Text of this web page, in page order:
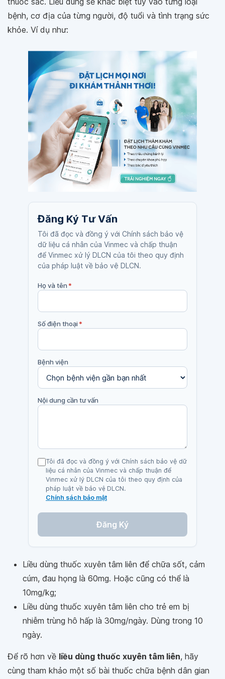
bệnh, cơ địa của từng người, độ tuổi và tình trạng sức
khỏe. Ví dụ như:
Đăng Ký Tư Vấn
Tôi đã đọc và đồng ý với Chính sách bảo vệ
dữ liệu cá nhân của Vinmec và chấp thuận
để Vinmec xử lý DLCN của tôi theo quy định
của pháp luật về bảo vệ DLCN.
Họ và tên*
Số điện thoại*
Bệnh viện
Nội dung cần tư vấn
Tôi đã đọc và đồng ý với Chính sách bảo vệ dữ
liệu cá nhân của Vinmec và chấp thuận để
Vinmec xử lý DLCN của tôi theo quy định của
pháp luật về bảo vệ DLCN.
Chính sách bảo mật
Đăng Ký
Liều dùng thuốc xuyên tâm liên để chữa sốt, cảm
cúm, đau họng là 60mg. Hoặc cũng có thể là
10mg/kg;
Liều dùng thuốc xuyên tâm liên cho trẻ em bị
nhiễm trùng hô hấp là 30mg/ngày. Dùng trong 10
ngày.
Để rõ hơn về liều dùng thuốc xuyên tâm liên, hãy
cùng tham khảo một số bài thuốc chữa bệnh dân gian